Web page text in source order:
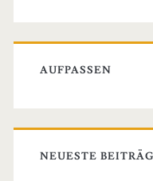
AUFPASSEN
NEUESTE